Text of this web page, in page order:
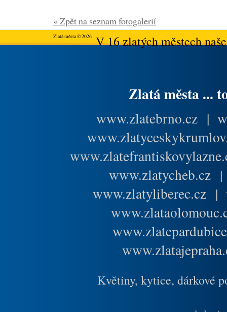
« Zpět na seznam fotogalerií
Zlatá města © 2026V 16 zlatých městech
Zlatá města ...
www.zlatebrno.cz |
www.zlatycheb.cz
www.zlatyliberec.cz |
Květiny, kytice, dárkové